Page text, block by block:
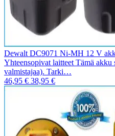
Dewalt DC9071 Ni-MH 12 V
Yhteensopivat laitteet Tämä akku
valmistajaa). Tarki…
46,95 € 38,95 €